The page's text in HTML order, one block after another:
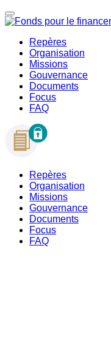
Repères
Organisation
Missions
Gouvernance
Documents
Focus
FAQ
Repères
Organisation
Missions
Gouvernance
Documents
Focus
FAQ